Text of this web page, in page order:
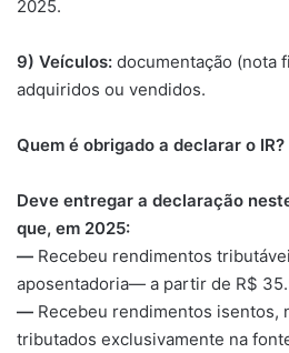
2025.
9) Veículos: documentação (nota
adquiridos ou vendidos.
Quem é obrigado a declarar o IR?
Deve entregar a declaração
que, em 2025:
— Recebeu rendimentos
aposentadoria— a partir de R$
— Recebeu rendimentos isentos,
tributados exclusivamente na